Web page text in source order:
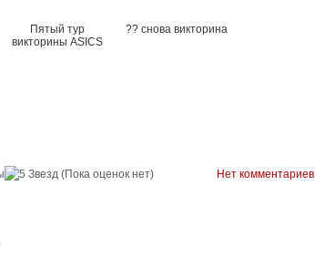
Пятый тур
викторины ASICS
?? снова викторина
Нет комментариев
(Пока оценок нет)